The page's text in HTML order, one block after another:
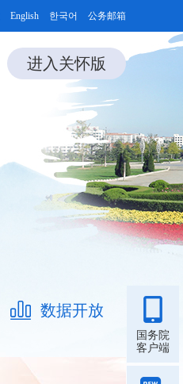
English 한국어 公务邮箱
进入关怀版
数据开放
国务院
客户端